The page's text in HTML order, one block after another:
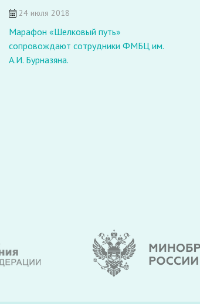
24 июля 2018
Марафон «Шелковый путь»
сопровождают сотрудники ФМБЦ им.
А.И. Бурназяна.